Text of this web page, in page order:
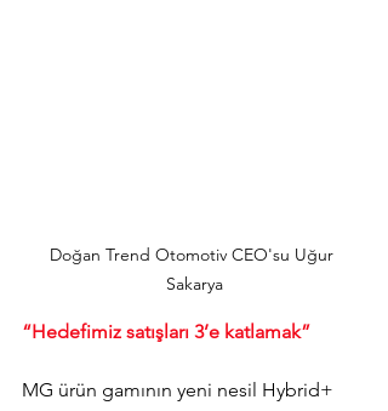
Doğan Trend Otomotiv CEO'su Uğur
Sakarya
“Hedefimiz satışları 3’e katlamak”
MG ürün gamının yeni nesil Hybrid+